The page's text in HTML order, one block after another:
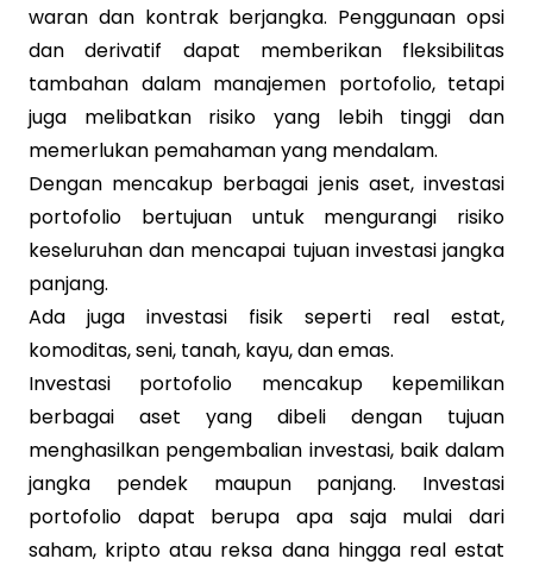
waran dan kontrak berjangka. Penggunaan opsi
dan derivatif dapat memberikan fleksibilitas
tambahan dalam manajemen portofolio, tetapi
juga melibatkan risiko yang lebih tinggi dan
memerlukan pemahaman yang mendalam.
Dengan mencakup berbagai jenis aset, investasi
portofolio bertujuan untuk mengurangi risiko
keseluruhan dan mencapai tujuan investasi jangka
panjang.
Ada juga investasi fisik seperti real estat,
komoditas, seni, tanah, kayu, dan emas.
Investasi portofolio mencakup kepemilikan
berbagai aset yang dibeli dengan tujuan
menghasilkan pengembalian investasi, baik dalam
jangka pendek maupun panjang. Investasi
portofolio dapat berupa apa saja mulai dari
saham, kripto atau reksa dana hingga real estat